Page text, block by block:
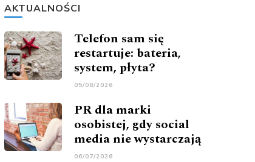
AKTUALNOŚCI
Telefon sam się
restartuje: bateria,
system, płyta?
05/08/2026
PR dla marki
osobistej, gdy social
media nie wystarczają
06/07/2026